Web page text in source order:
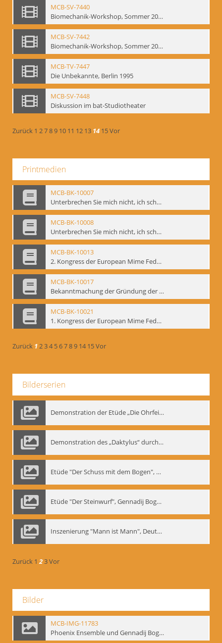
MCB-SV-7440
Biomechanik-Workshop, Sommer 2002
MCB-SV-7442
Biomechanik-Workshop, Sommer 2003
MCB-TV-7447
Die Unbekannte, Berlin 1995
MCB-SV-7448
Diskussion im bat-Studiotheater
Zurück 1 2789 10 11 12 13 14 15Vor
Printmedien
MCB-BK-10007
Unterbrechen Sie mich nicht, ich schweige - interne Signatur: BM-prt-215-f
MCB-BK-10008
Unterbrechen Sie mich nicht, ich schweige - interne Signatur: BM-prt-215-r
MCB-BK-10013
2. Kongress der European Mime Federation: „Rekonstruktion/Innovation“, Berlin Mai 1993 - interne Signatur: BM-prt-221
MCB-BK-10017
Bekanntmachung der Gründung der European Mime Federation - interne Signatur: BM-prt-225
MCB-BK-10021
1. Kongress der European Mime Federation, Amsterdam, September 1991 - interne Signatur: BM-prt-229
Zurück 1234 56789 14 15Vor
Bilderserien
Demonstration der Etüde „Die Ohrfeige“
Demonstration des „Daktylus“ durch Gennadij Nikolajewitsch Bogdanow, Berlin 1991
Etüde "Der Schuss mit dem Bogen", Gennadij Bogdanow
Etüde "Der Steinwurf", Gennadij Bogdanow
Inszenierung "Mann ist Mann", Deutsches Theater Berlin, 1997
Zurück 1 23Vor
Bilder
MCB-IMG-11783
Phoenix Ensemble und Gennadij Bogdanow; BM-img-105-9